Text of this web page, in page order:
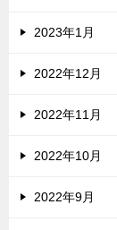
2023年1月
2022年12月
2022年11月
2022年10月
2022年9月